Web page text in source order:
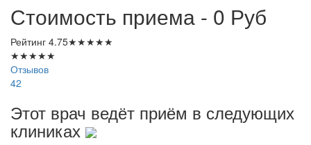
Стоимость приема - 0 Руб
Рейтинг 4.75★★★★★
★★★★★
Отзывов
42
Этот врач ведёт приём в следующих
клиниках